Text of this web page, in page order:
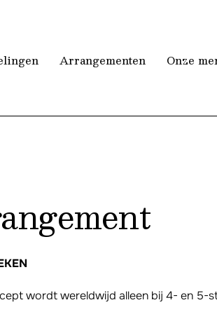
Arrangementen Onze
wordt wereldwijd alleen bij 4- en 5-